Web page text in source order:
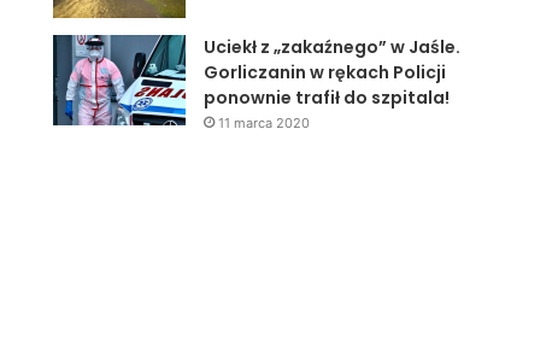
Uciekł z „zakaźnego” w Jaśle.
Gorliczanin w rękach Policji
ponownie trafił do szpitala!
11 marca 2020